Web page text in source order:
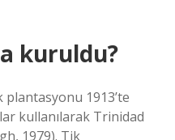
kuruldu?
1913’te
kullanılarak Trinidad
1979). Tik